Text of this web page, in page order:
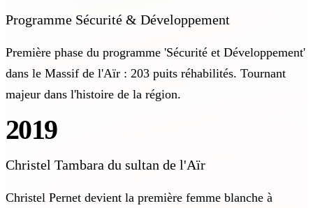
Programme Sécurité & Développement
Première phase du programme 'Sécurité et Développement'
dans le Massif de l'Aïr : 203 puits réhabilités. Tournant
majeur dans l'histoire de la région.
2019
Christel Tambara du sultan de l'Aïr
Christel Pernet devient la première femme blanche à